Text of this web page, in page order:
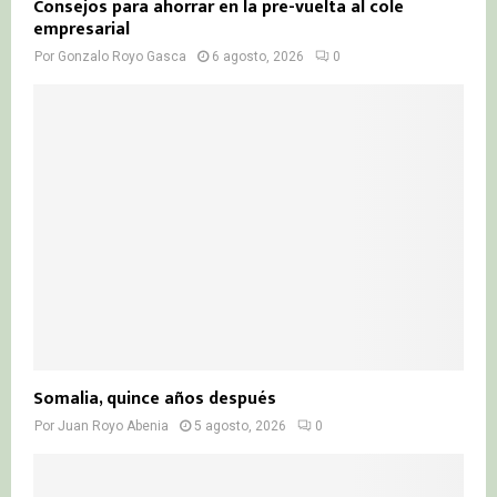
Consejos para ahorrar en la pre-vuelta al cole
empresarial
Por Gonzalo Royo Gasca 6 agosto, 2026 0
Somalia, quince años después
Por Juan Royo Abenia 5 agosto, 2026 0